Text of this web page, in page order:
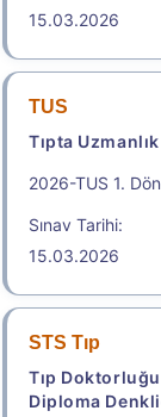
Aday
.2026-
YKS
Sınavı
15.03.2026
TUS
Tıpta
2026-TUS 1.
Sınav Tarihi:
15.03.2026
STS Tıp
Tıp
Diploma